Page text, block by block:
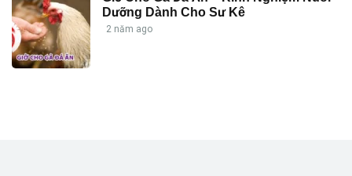
Dưỡng Dành Cho Sư Kê
2 năm ago